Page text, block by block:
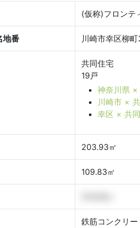
(仮称)フロンテ
地番 川崎市幸区柳
共同住宅
19戸
神奈川県 ×
川崎市 ×
幸区 × 共
203.93㎡
109.83㎡
鉄筋コンクリー